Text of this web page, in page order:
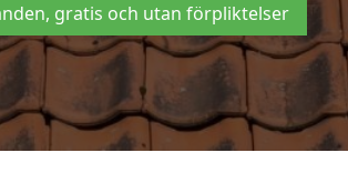
gratis och utan förpliktelser